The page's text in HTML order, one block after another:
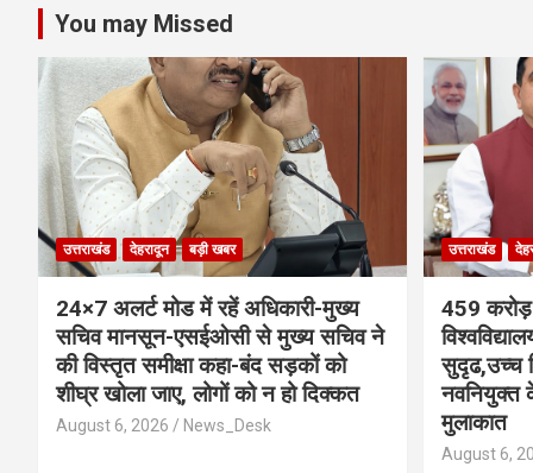
You may Missed
उत्तराखंड देहरादून बड़ी खबर
24×7 अलर्ट मोड में रहें अधिकारी-मुख्य
सचिव मानसून-एसईओसी से मुख्य सचिव ने
की विस्तृत समीक्षा कहा-बंद सड़कों को
शीघ्र खोला जाए, लोगों को न हो दिक्कत
August 6, 2026 News_Desk
उत्तराखंड
459 करोड़
सुदृढ,उच्च
नवनियुक्त
मुलाकात
August 6,